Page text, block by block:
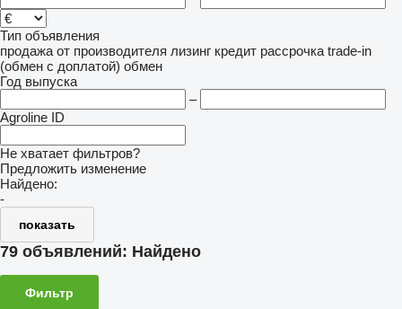
Тип объявления
продажа от производителя лизинг кредит рассрочка trade-in
(обмен с доплатой) обмен
Год выпуска
–
Agroline ID
Не хватает фильтров?
Предложить изменение
Найдено:
-
показать
79 объявлений: Найдено
Фильтр